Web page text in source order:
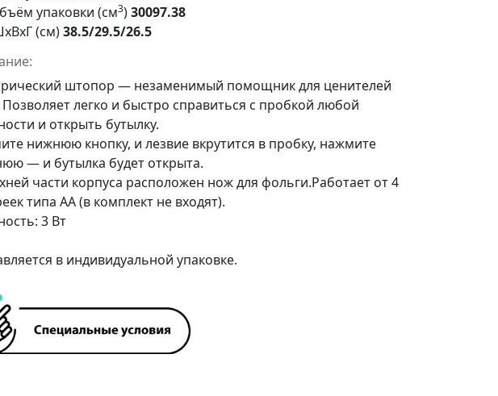
упаковки (см3)30097.38
(см)38.5/29.5/26.5
штопор — незаменимый помощник для ценителей
легко и быстро справиться с пробкой любой
и открыть бутылку.
нижнюю кнопку, и лезвие вкрутится в пробку, нажмите
— и бутылка будет открыта.
части корпуса расположен нож для фольги.Работает от 4
типа АА (в комплект не входят).
3 Вт
в индивидуальной упаковке.